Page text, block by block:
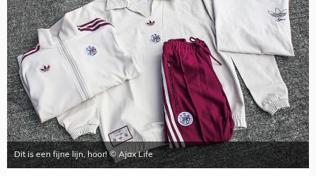
Dit is een fijne lijn, hoor! © Ajax Life